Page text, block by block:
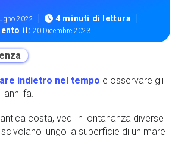
2022 | 4 minuti di lettura |
il:20 Dicembre 2023
indietro nel tempo e osservare gli
anni fa.
costa, vedi in lontananza diverse
lungo la superficie di un mare